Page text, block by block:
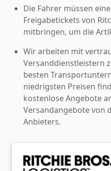
Die Fahrer müssen
Freigabetickets von
mitbringen, um die
Wir arbeiten mit
Versanddienstleistern
besten
niedrigsten Preisen
kostenlose Angebote
Versandangebote von
Anbieters.